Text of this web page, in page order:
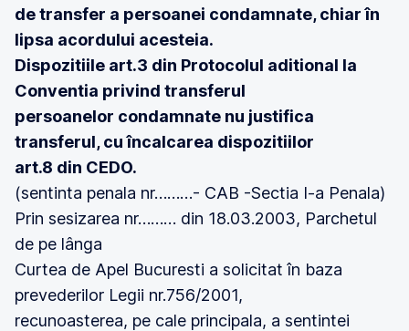
de transfer a persoanei condamnate, chiar în
lipsa acordului acesteia.
Dispozitiile art.3 din Protocolul aditional la
Conventia privind transferul
persoanelor condamnate nu justifica
transferul, cu încalcarea dispozitiilor
art.8 din CEDO.
(sentinta penala nr………- CAB -Sectia I-a Penala)
Prin sesizarea nr……… din 18.03.2003, Parchetul
de pe lânga
Curtea de Apel Bucuresti a solicitat în baza
prevederilor Legii nr.756/2001,
recunoasterea, pe cale principala, a sentintei